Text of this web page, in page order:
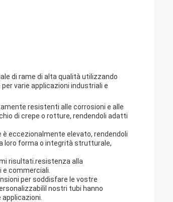
di rame di alta qualità utilizzando
per varie applicazioni industriali e
resistenti alle corrosioni e alle
di crepe o rotture, rendendoli adatti
è eccezionalmente elevato, rendendoli
loro forma o integrità strutturale,
risultati. resistenza alla
commerciali.
per soddisfare le vostre
I nostri tubi hanno